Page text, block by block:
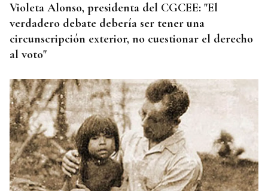
Violeta Alonso, presidenta del CGCEE: "El
verdadero debate debería ser tener una
circunscripción exterior, no cuestionar el derecho
al voto"